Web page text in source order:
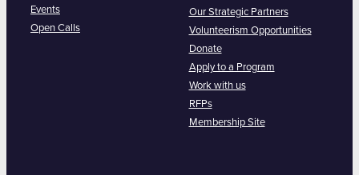
Events
Open Calls
Our Strategic Partners
Volunteerism Opportunities
Donate
Apply to a Program
Work with us
RFPs
Membership Site